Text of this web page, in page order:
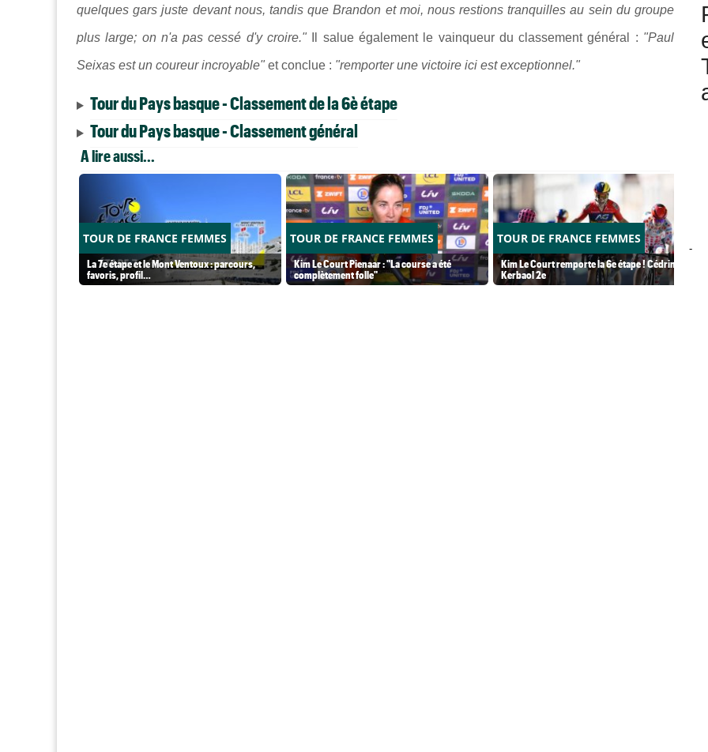
quelques gars juste devant nous, tandis que Brandon et moi, nous restions tranquilles au sein du groupe
plus large; on n'a pas cessé d'y croire." Il salue également le vainqueur du classement général : "Paul
Seixas est un coureur incroyable" et conclue : "remporter une victoire ici est exceptionnel."
Tour du Pays basque - Classement de la 6è étape
Tour du Pays basque - Classement général
A lire aussi...
TOUR DE FRANCE FEMMES
La 7e étape et le Mont Ventoux : parcours,
favoris, profil…
TOUR DE FRANCE FEMMES
Kim Le Court Pienaar : "La course a été
complètement folle"
TOUR DE FRANCE FEMMES
Kim Le Court remporte la 6e étape ! Cédrine
Kerbaol 2e
-